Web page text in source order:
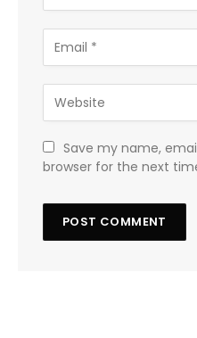
Save my name,
browser for the next